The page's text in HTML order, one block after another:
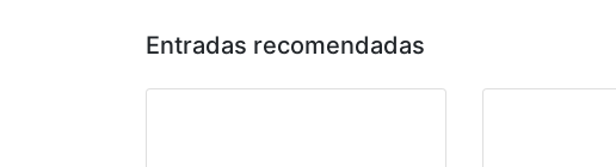
Entradas recomendadas